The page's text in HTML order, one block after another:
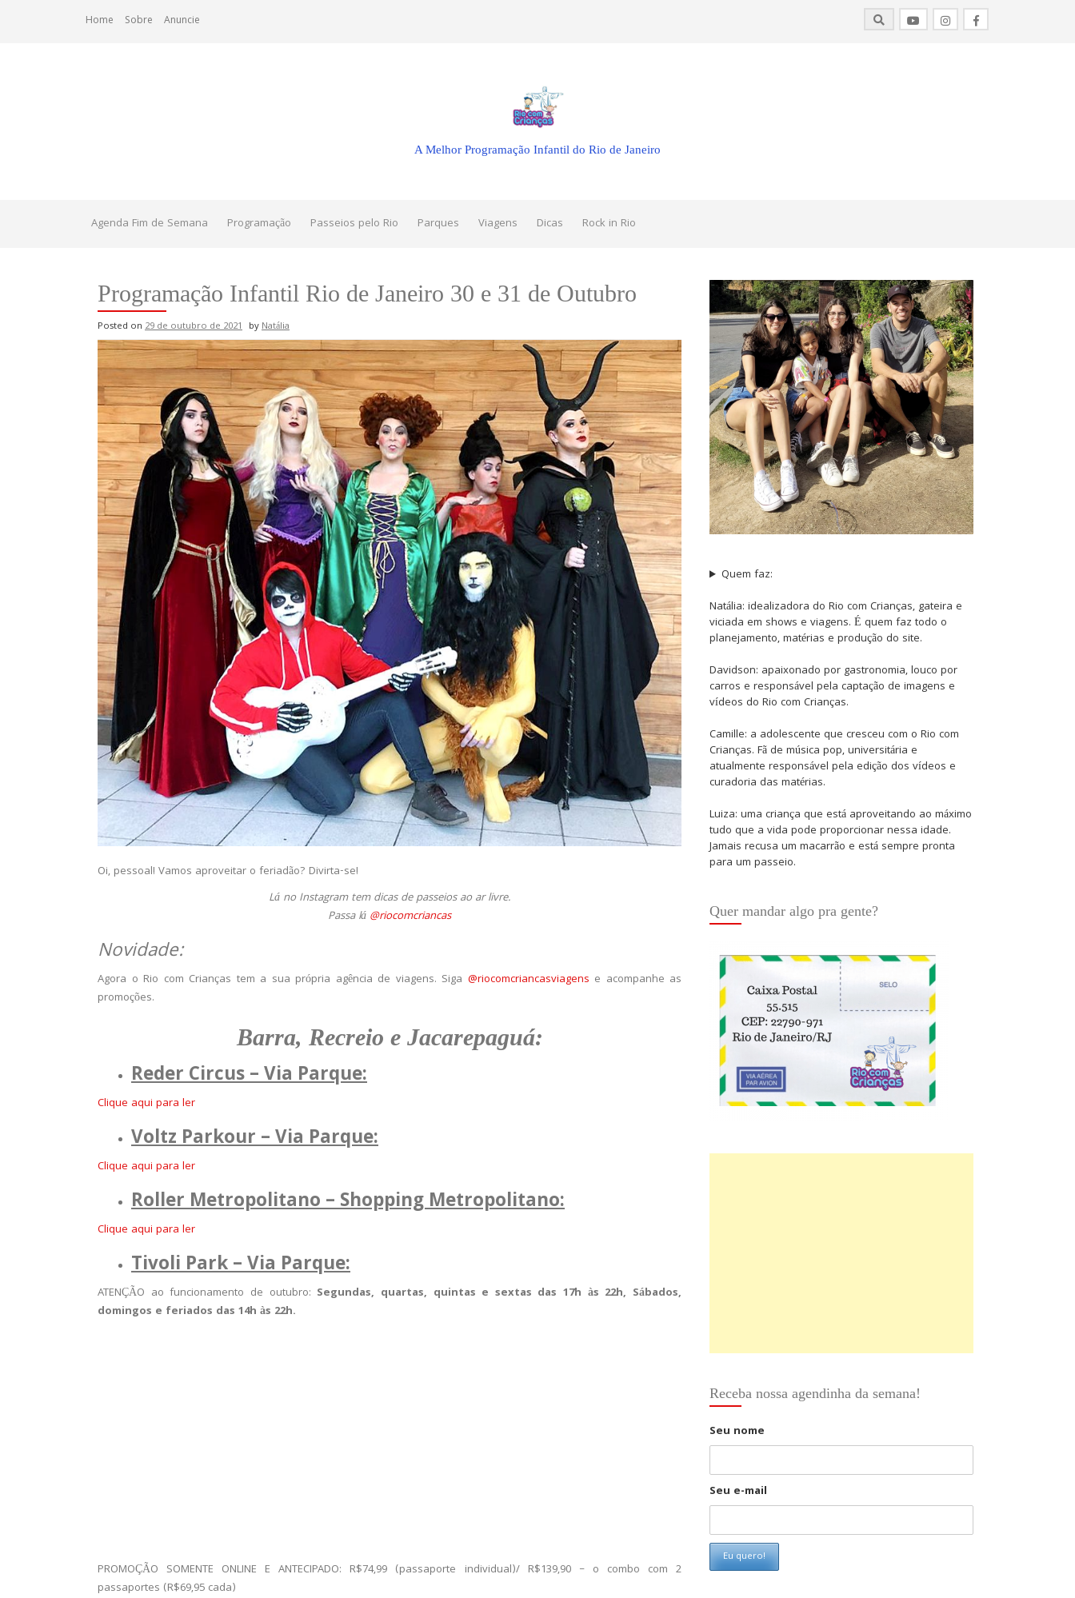
Home Sobre Anuncie
A Melhor Programação Infantil do Rio de Janeiro
Agenda Fim de Semana Programação Passeios pelo Rio Parques Viagens Dicas Rock in Rio
Programação Infantil Rio de Janeiro 30 e 31 de Outubro
Posted on 29 de outubro de 2021 byNatália
Oi, pessoal! Vamos aproveitar o feriadão? Divirta-se!
Lá no Instagram tem dicas de passeios ao ar livre.
Passa lá @riocomcriancas
Novidade:
Agora o Rio com Crianças tem a sua própria agência de viagens. Siga @riocomcriancasviagens e acompanhe as
promoções.
Barra, Recreio e Jacarepaguá:
Reder Circus – Via Parque:
Clique aqui para ler
Voltz Parkour – Via Parque:
Clique aqui para ler
Roller Metropolitano – Shopping Metropolitano:
Clique aqui para ler
Tivoli Park – Via Parque:
ATENÇÃO ao funcionamento de outubro: Segundas, quartas, quintas e sextas das 17h às 22h, Sábados,
domingos e feriados das 14h às 22h.
PROMOÇÃO SOMENTE ONLINE E ANTECIPADO: R$74,99 (passaporte individual)/ R$139,90 – o combo com 2
passaportes (R$69,95 cada)
Quem faz:
Natália: idealizadora do Rio com Crianças, gateira e
viciada em shows e viagens. É quem faz todo o
planejamento, matérias e produção do site.
Davidson: apaixonado por gastronomia, louco por
carros e responsável pela captação de imagens e
vídeos do Rio com Crianças.
Camille: a adolescente que cresceu com o Rio com
Crianças. Fã de música pop, universitária e
atualmente responsável pela edição dos vídeos e
curadoria das matérias.
Luiza: uma criança que está aproveitando ao máximo
tudo que a vida pode proporcionar nessa idade.
Jamais recusa um macarrão e está sempre pronta
para um passeio.
Quer mandar algo pra gente?
Receba nossa agendinha da semana!
Seu nome
Seu e-mail